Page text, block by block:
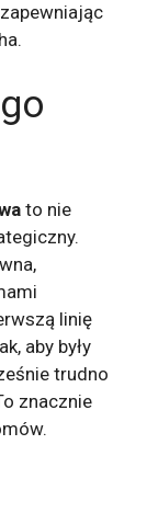
to nie
linię
aby były
trudno
znacznie